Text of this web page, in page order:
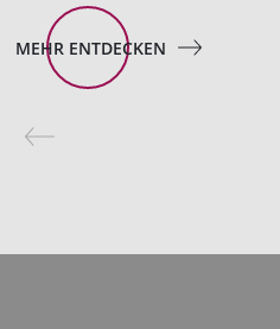
MEHR ENTDECKEN